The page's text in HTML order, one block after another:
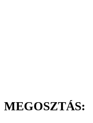
MEGOSZTÁS: